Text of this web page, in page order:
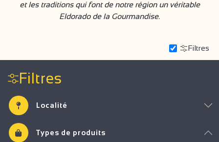
et les traditions qui font de notre région un véritable
Eldorado de la Gourmandise.
Filtres
Filtres
Localité
Types de produits